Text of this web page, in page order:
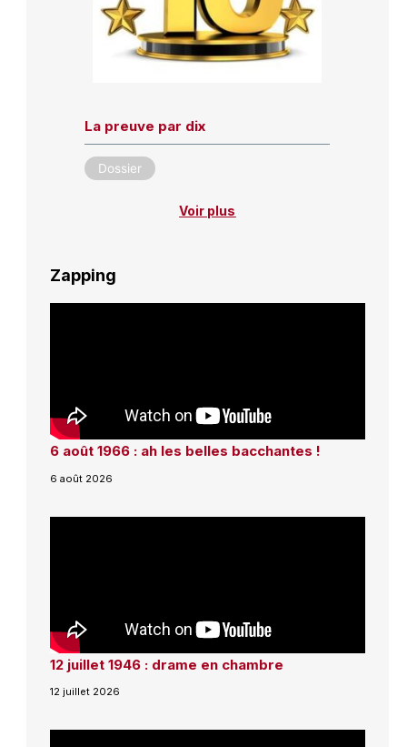
La preuve par dix
Dossier
Voir plus
Zapping
6 août 1966 : ah les belles bacchantes !
6 août 2026
12 juillet 1946 : drame en chambre
12 juillet 2026